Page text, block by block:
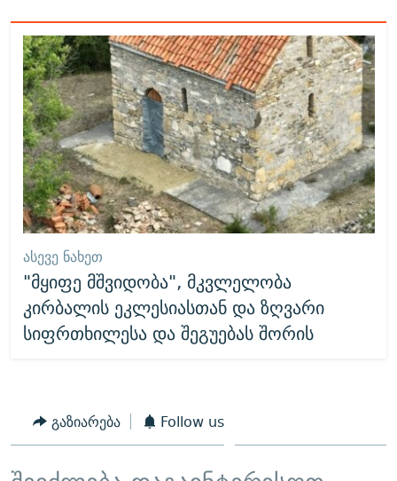
ᲐᲡᲔᲕᲔ ᲜᲐᲮᲔᲗ
"მყიფე მშვიდობა", მკვლელობა
კირბალის ეკლესიასთან და ზღვარი
სიფრთხილესა და შეგუებას შორის
გაზიარება Follow us